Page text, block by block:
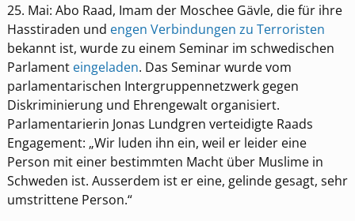
25. Mai: Abo Raad, Imam der Moschee Gävle, die für ihre
Hasstiraden und engen Verbindungen zu Terroristen
bekannt ist, wurde zu einem Seminar im schwedischen
Parlament eingeladen. Das Seminar wurde vom
parlamentarischen Intergruppennetzwerk gegen
Diskriminierung und Ehrengewalt organisiert.
Parlamentarierin Jonas Lundgren verteidigte Raads
Engagement: „Wir luden ihn ein, weil er leider eine
Person mit einer bestimmten Macht über Muslime in
Schweden ist. Ausserdem ist er eine, gelinde gesagt, sehr
umstrittene Person.“